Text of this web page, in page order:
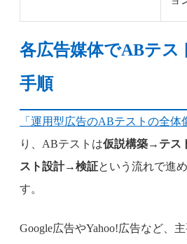
各広告媒体でABテス
手順
「運用型広告のABテストの全体
り、ABテストは仮説構築→テス
スト設計→検証という流れで進
す。
Google広告やYahoo!広告など、